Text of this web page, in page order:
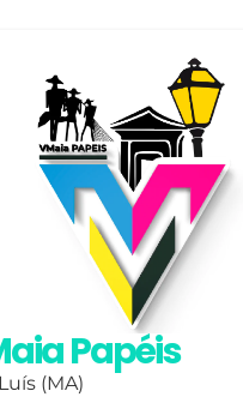
Papéis
(MA)